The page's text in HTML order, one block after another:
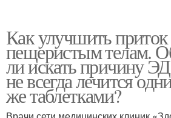
Как улучшить
пещеристым телам.
ли искать причину
не всегда лечится
же таблетками?